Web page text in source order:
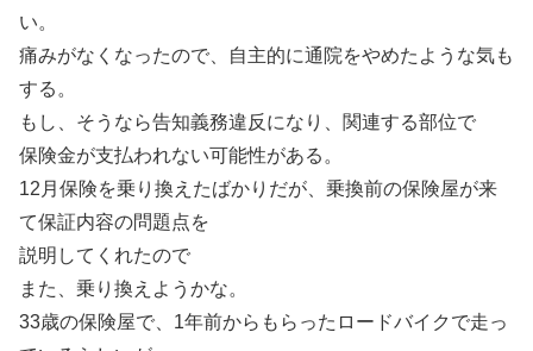
い。
痛みがなくなったので、自主的に通院をやめたような気も
する。
もし、そうなら告知義務違反になり、関連する部位で
保険金が支払われない可能性がある。
12月保険を乗り換えたばかりだが、乗換前の保険屋が来
て保証内容の問題点を
説明してくれたので
また、乗り換えようかな。
33歳の保険屋で、1年前からもらったロードバイクで走っ